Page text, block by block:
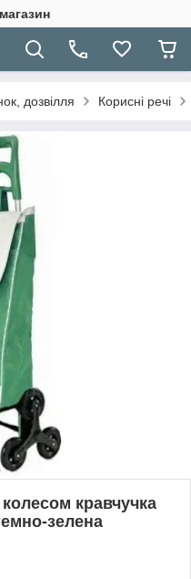
дозвілля Корисні речі
кравчучка
зелена